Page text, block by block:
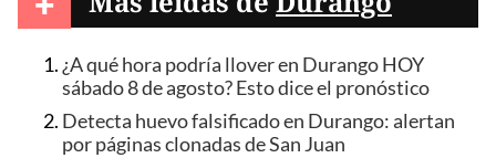
¿A qué hora podría llover en Durango HOY
sábado 8 de agosto? Esto dice el pronóstico
Detecta huevo falsificado en Durango: alertan
por páginas clonadas de San Juan